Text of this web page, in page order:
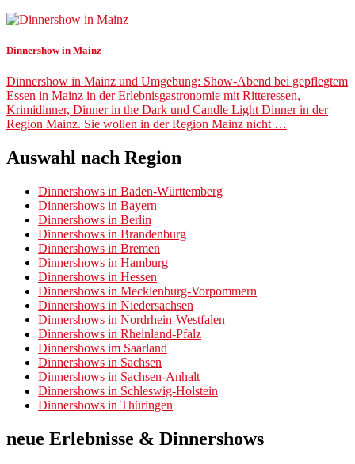
Dinnershow in Mainz
Dinnershow in Mainz und Umgebung: Show-Abend bei gepflegtem
Essen in Mainz in der Erlebnisgastronomie mit Ritteressen,
Krimidinner, Dinner in the Dark und Candle Light Dinner in der
Region Mainz. Sie wollen in der Region Mainz nicht …
Auswahl nach Region
Dinnershows in Baden-Württemberg
Dinnershows in Bayern
Dinnershows in Berlin
Dinnershows in Brandenburg
Dinnershows in Bremen
Dinnershows in Hamburg
Dinnershows in Hessen
Dinnershows in Mecklenburg-Vorpommern
Dinnershows in Niedersachsen
Dinnershows in Nordrhein-Westfalen
Dinnershows in Rheinland-Pfalz
Dinnershows im Saarland
Dinnershows in Sachsen
Dinnershows in Sachsen-Anhalt
Dinnershows in Schleswig-Holstein
Dinnershows in Thüringen
neue Erlebnisse & Dinnershows